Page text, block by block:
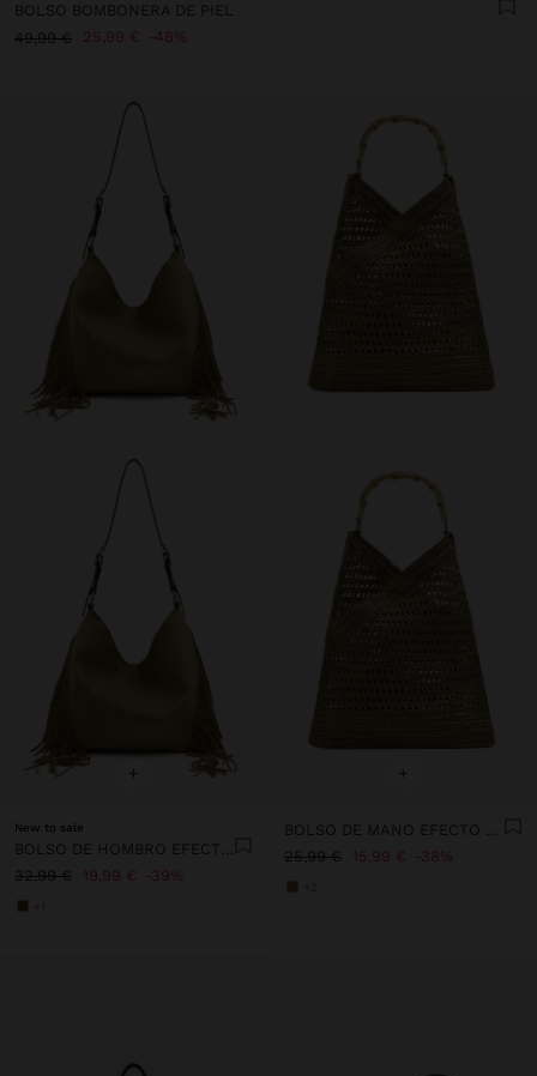
BOLSO BOMBONERA DE PIEL
49,99 €
25,99 € 48%
+
New to sale
BOLSO DE HOMBRO EFECTO PIEL CON FLECOS LARGOS
32,99 €
19,99 € 39%
+
BOLSO DE MANO EFECTO RAFIA CON BAMBÚ
25,99 €
15,99 € 38%